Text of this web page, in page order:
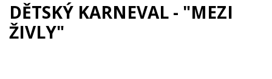
DĚTSKÝ KARNEVAL - "MEZI
ŽIVLY"